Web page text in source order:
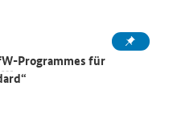
-Programmes für